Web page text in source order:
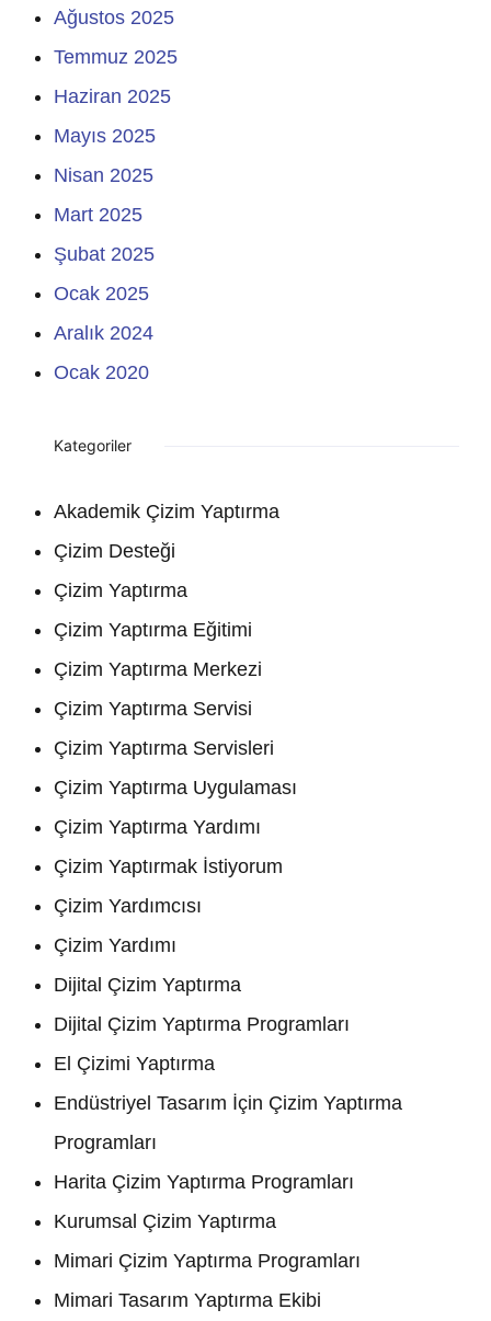
Ağustos 2025
Temmuz 2025
Haziran 2025
Mayıs 2025
Nisan 2025
Mart 2025
Şubat 2025
Ocak 2025
Aralık 2024
Ocak 2020
Kategoriler
Akademik Çizim Yaptırma
Çizim Desteği
Çizim Yaptırma
Çizim Yaptırma Eğitimi
Çizim Yaptırma Merkezi
Çizim Yaptırma Servisi
Çizim Yaptırma Servisleri
Çizim Yaptırma Uygulaması
Çizim Yaptırma Yardımı
Çizim Yaptırmak İstiyorum
Çizim Yardımcısı
Çizim Yardımı
Dijital Çizim Yaptırma
Dijital Çizim Yaptırma Programları
El Çizimi Yaptırma
Endüstriyel Tasarım İçin Çizim Yaptırma
Programları
Harita Çizim Yaptırma Programları
Kurumsal Çizim Yaptırma
Mimari Çizim Yaptırma Programları
Mimari Tasarım Yaptırma Ekibi